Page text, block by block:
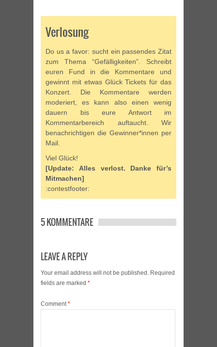
Verlosung
Do us a favor: sucht ein passendes Zitat
zum Thema “Gefälligkeiten”. Schreibt
euren Fund in die Kommentare und
gewinnt mit etwas Glück Tickets für das
Konzert. Die Kommentare werden
moderiert, es kann also einen wenig
dauern bis eure Antwort im
Kommentarbereich auftaucht. Wir
benachrichtigen die Gewinner*innen per
Mail.
Viel Glück!
[Update: Alles verlost. Danke für’s
Mitmachen]
:contestfooter:
5 KOMMENTARE
LEAVE A REPLY
Your email address will not be published. Required
fields are marked *
Comment*